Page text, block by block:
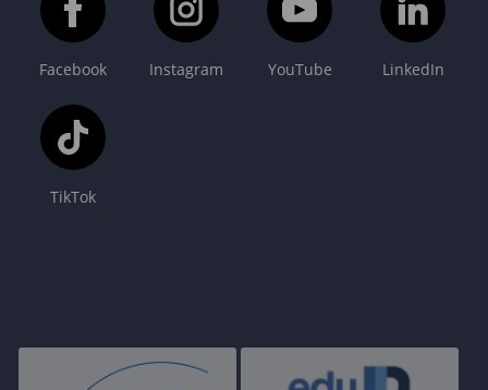
Facebook Instagram YouTube LinkedIn
TikTok